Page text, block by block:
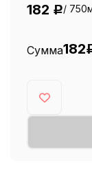
182 Р/
Сумма182